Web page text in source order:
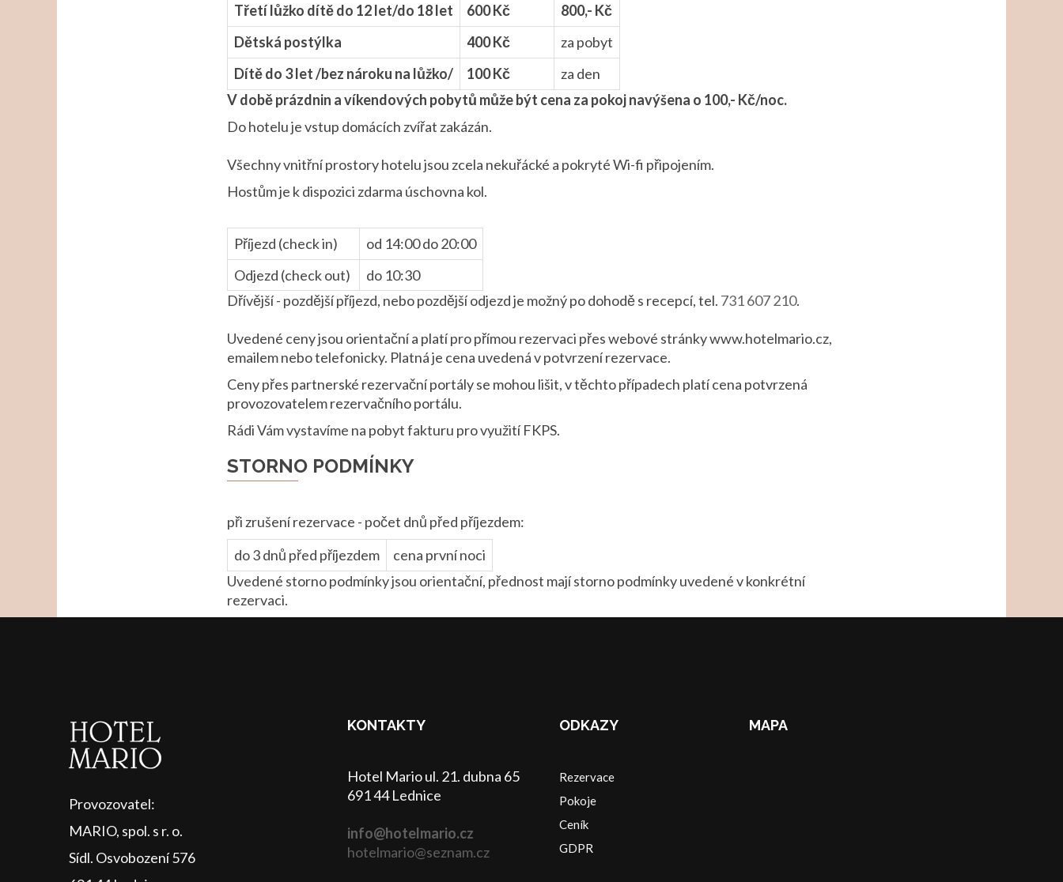
Třetí lůžko dítě do 12 let/do 18 let
600 Kč
800,- Kč
Dětská postýlka
400 Kč
za pobyt
Dítě do 3 let /bez nároku na lůžko/
100 Kč
za den
V době prázdnin a víkendových pobytů může být cena za pokoj navýšena o 100,- Kč/noc.
Do hotelu je vstup domácích zvířat zakázán.
Všechny vnitřní prostory hotelu jsou zcela nekuřácké a pokryté Wi-fi připojením.
Hostům je k dispozici zdarma úschovna kol.
Příjezd (check in)
od 14:00 do 20:00
Odjezd (check out)
do 10:30
Dřívější - pozdější příjezd, nebo pozdější odjezd je možný po dohodě s recepcí, tel. 731 607 210.
Uvedené ceny jsou orientační a platí pro přímou rezervaci přes webové stránky www.hotelmario.cz,
emailem nebo telefonicky. Platná je cena uvedená v potvrzení rezervace.
Ceny přes partnerské rezervační portály se mohou lišit, v těchto případech platí cena potvrzená
provozovatelem rezervačního portálu.
Rádi Vám vystavíme na pobyt fakturu pro využití FKPS.
STORNO PODMÍNKY
při zrušení rezervace - počet dnů před příjezdem:
do 3 dnů před příjezdem
cena první noci
Uvedené storno podmínky jsou orientační, přednost mají storno podmínky uvedené v konkrétní
rezervaci.
Provozovatel:
MARIO, spol. s r. o.
Sídl. Osvobození 576
KONTAKTY
Hotel Mario ul. 21. dubna 65
691 44 Lednice
info@hotelmario.cz
hotelmario@seznam.cz
ODKAZY
Rezervace
Pokoje
Ceník
GDPR
MAPA